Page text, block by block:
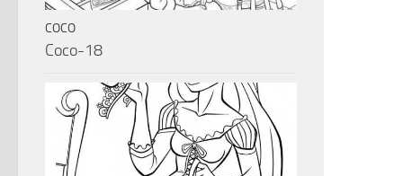
COCO
Coco-18